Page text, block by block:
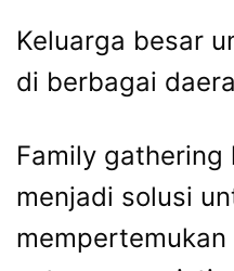
Keluarga besar
di berbagai
Family gathering
menjadi solusi
mempertemukan